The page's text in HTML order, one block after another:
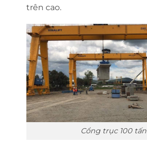
trên cao.
Cổng trục 100 tấn